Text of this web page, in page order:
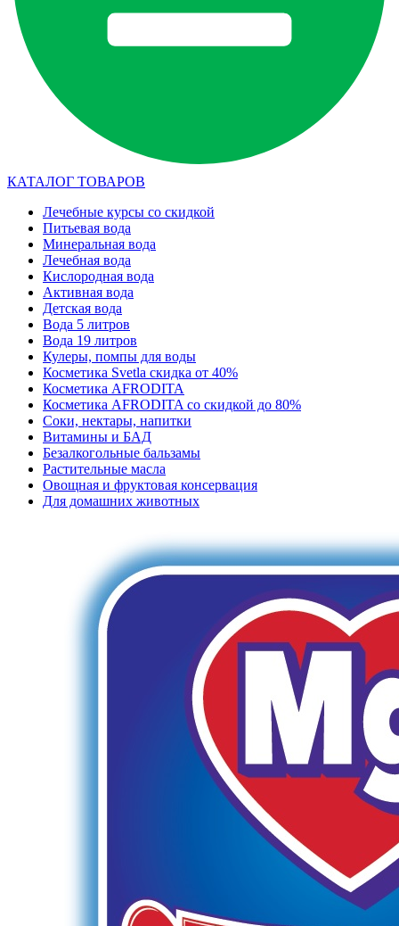
КАТАЛОГ ТОВАРОВ
Лечебные курсы со скидкой
Питьевая вода
Минеральная вода
Лечебная вода
Кислородная вода
Активная вода
Детская вода
Вода 5 литров
Вода 19 литров
Кулеры, помпы для воды
Косметика Svetla скидка от 40%
Косметика AFRODITA
Косметика AFRODITA со скидкой до 80%
Соки, нектары, напитки
Витамины и БАД
Безалкогольные бальзамы
Растительные масла
Овощная и фруктовая консервация
Для домашних животных